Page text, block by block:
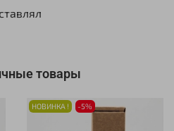
товары
НОВИНКА ! -5%